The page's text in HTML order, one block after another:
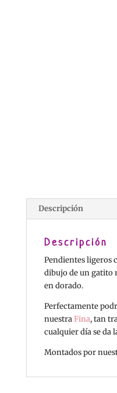
Descripción
Descripción
Pendientes ligeros
dibujo de un gatito
en dorado.
Perfectamente
nuestraFina, tan
cualquier día se da
Montados por